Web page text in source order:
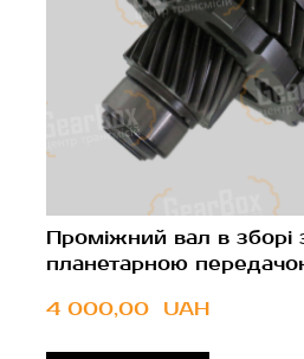
Проміжний вал в зборі
планетарною
4 000,00  UAH